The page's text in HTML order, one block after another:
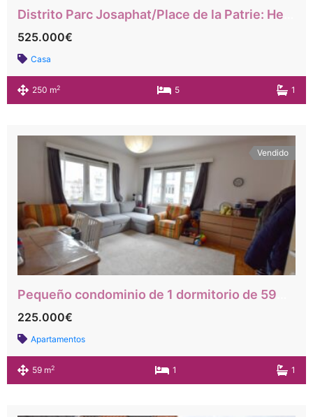
525.000€
Casa
250 m2 5 1
Vendido
225.000€
Apartamentos
59 m2 1 1